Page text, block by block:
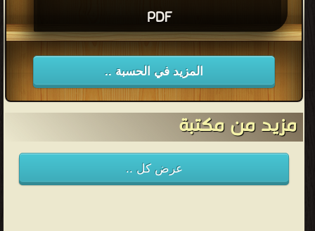
PDF
المزيد في الحسبة ..
مزيد من مكتبة
عرض كل ..